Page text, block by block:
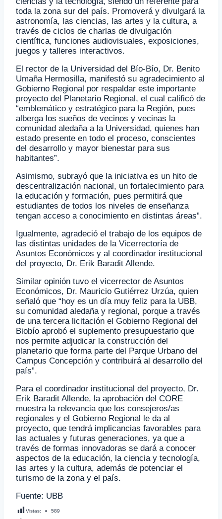
toda la zona sur del país. Promoverá y divulgará la
astronomía, las ciencias, las artes y la cultura, a
través de ciclos de charlas de divulgación
científica, funciones audiovisuales, exposiciones,
juegos y talleres interactivos.
El rector de la Universidad del Bío-Bío, Dr. Benito
Umaña Hermosilla, manifestó su agradecimiento al
Gobierno Regional por respaldar este importante
proyecto del Planetario Regional, el cual calificó de
“emblemático y estratégico para la Región, pues
alberga los sueños de vecinos y vecinas la
comunidad aledaña a la Universidad, quienes han
estado presente en todo el proceso, conscientes
del desarrollo y mayor bienestar para sus
habitantes”.
Asimismo, subrayó que la iniciativa es un hito de
descentralización nacional, un fortalecimiento para
la educación y formación, pues permitirá que
estudiantes de todos los niveles de enseñanza
tengan acceso a conocimiento en distintas áreas”.
Igualmente, agradeció el trabajo de los equipos de
las distintas unidades de la Vicerrectoría de
Asuntos Económicos y al coordinador institucional
del proyecto, Dr. Erik Baradit Allende.
Similar opinión tuvo el vicerrector de Asuntos
Económicos, Dr. Mauricio Gutiérrez Urzúa, quien
señaló que “hoy es un día muy feliz para la UBB,
su comunidad aledaña y regional, porque a través
de una tercera licitación el Gobierno Regional del
Biobío aprobó el suplemento presupuestario que
nos permite adjudicar la construcción del
planetario que forma parte del Parque Urbano del
Campus Concepción y contribuirá al desarrollo del
país”.
Para el coordinador institucional del proyecto, Dr.
Erik Baradit Allende, la aprobación del CORE
muestra la relevancia que los consejeros/as
regionales y el Gobierno Regional le da al
proyecto, que tendrá implicancias favorables para
las actuales y futuras generaciones, ya que a
través de formas innovadoras se dará a conocer
aspectos de la educación, la ciencia y tecnología,
las artes y la cultura, además de potenciar el
turismo de la zona y el país.
Fuente: UBB
Vistas: 589